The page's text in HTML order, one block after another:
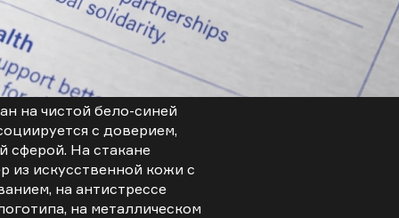
на чистой бело-синей
с доверием,
сферой. На стакане
из искусственной кожи с
на антистрессе
на металлическом